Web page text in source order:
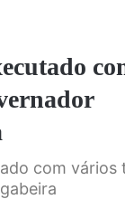
com vários